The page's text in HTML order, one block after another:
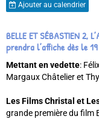
Ajouter au calendrier
BELLE ET SÉBASTIEN 2,
prendra l’affiche dès le
Mettant en vedette:
Margaux Châtelier et
Les Films Christal et
grande première du film